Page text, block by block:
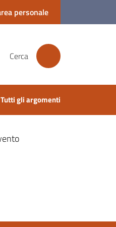
personale
Cerca
Tutti gli argomenti